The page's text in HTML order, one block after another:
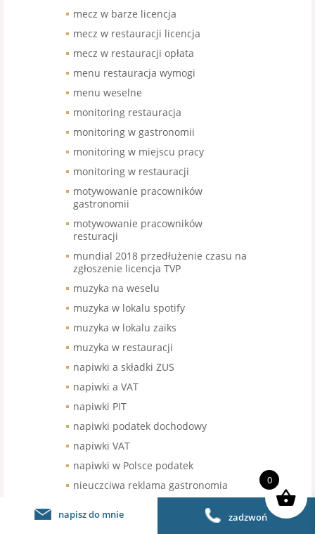
mecz w barze licencja
mecz w restauracji licencja
mecz w restauracji opłata
menu restauracja wymogi
menu weselne
monitoring restauracja
monitoring w gastronomii
monitoring w miejscu pracy
monitoring w restauracji
motywowanie pracowników
gastronomii
motywowanie pracowników
resturacji
mundial 2018 przedłużenie czasu na
zgłoszenie licencja TVP
muzyka na weselu
muzyka w lokalu spotify
muzyka w lokalu zaiks
muzyka w restauracji
napiwki a składki ZUS
napiwki a VAT
napiwki PIT
napiwki podatek dochodowy
napiwki VAT
napiwki w Polsce podatek
nieuczciwa reklama gastronomia
nieuczciwe praktyki rynkowe
niezarejstrowany znak towarowy
napisz do mnie zadzwoń
0